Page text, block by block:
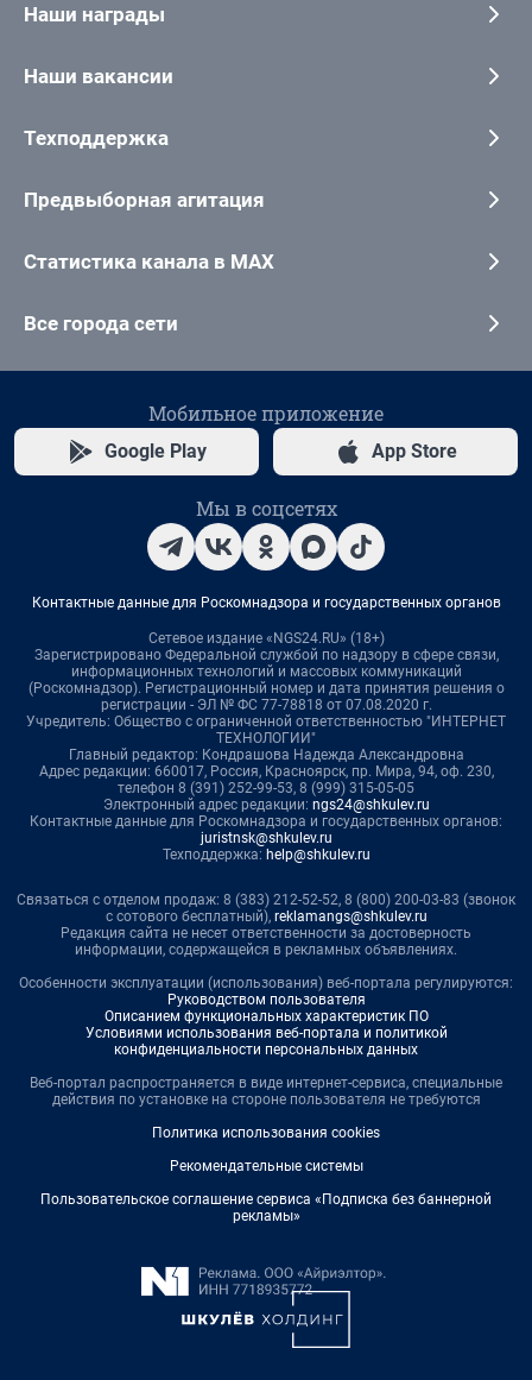
Наши награды
Наши вакансии
Техподдержка
Предвыборная агитация
Статистика канала в MAX
Все города сети
Мобильное приложение
Google Play App Store
Мы в соцсетях
Контактные данные для Роскомнадзора и государственных органов
Сетевое издание «NGS24.RU» (18+)
Зарегистрировано Федеральной службой по надзору в сфере связи,
информационных технологий и массовых коммуникаций
(Роскомнадзор). Регистрационный номер и дата принятия решения о
регистрации - ЭЛ № ФС 77-78818 от 07.08.2020 г.
Учредитель: Общество с ограниченной ответственностью "ИНТЕРНЕТ
ТЕХНОЛОГИИ"
Главный редактор: Кондрашова Надежда Александровна
Адрес редакции: 660017, Россия, Красноярск, пр. Мира, 94, оф. 230,
телефон 8 (391) 252-99-53, 8 (999) 315-05-05
Электронный адрес редакции: ngs24@shkulev.ru
Контактные данные для Роскомнадзора и государственных органов:
juristnsk@shkulev.ru
Техподдержка: help@shkulev.ru
Связаться с отделом продаж: 8 (383) 212-52-52, 8 (800) 200-03-83 (звонок
с сотового бесплатный), reklamangs@shkulev.ru
Редакция сайта не несет ответственности за достоверность
информации, содержащейся в рекламных объявлениях.
Особенности эксплуатации (использования) веб-портала регулируются:
Руководством пользователя
Описанием функциональных характеристик ПО
Условиями использования веб-портала и политикой
конфиденциальности персональных данных
Веб-портал распространяется в виде интернет-сервиса, специальные
действия по установке на стороне пользователя не требуются
Политика использования cookies
Рекомендательные системы
Пользовательское соглашение сервиса «Подписка без баннерной
рекламы»